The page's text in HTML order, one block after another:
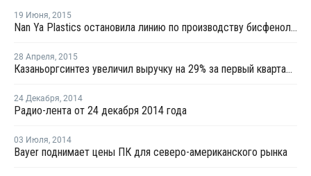
19 Июня, 2015
Nan Ya Plastics остановила линию по производству бисфенола А из-за технической поломки
28 Апреля, 2015
Казаньоргсинтез увеличил выручку на 29% за первый квартал 2015 года
24 Декабря, 2014
Радио-лента от 24 декабря 2014 года
03 Июля, 2014
Bayer поднимает цены ПК для северо-американского рынка